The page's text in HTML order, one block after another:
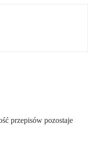
przepisów pozostaje